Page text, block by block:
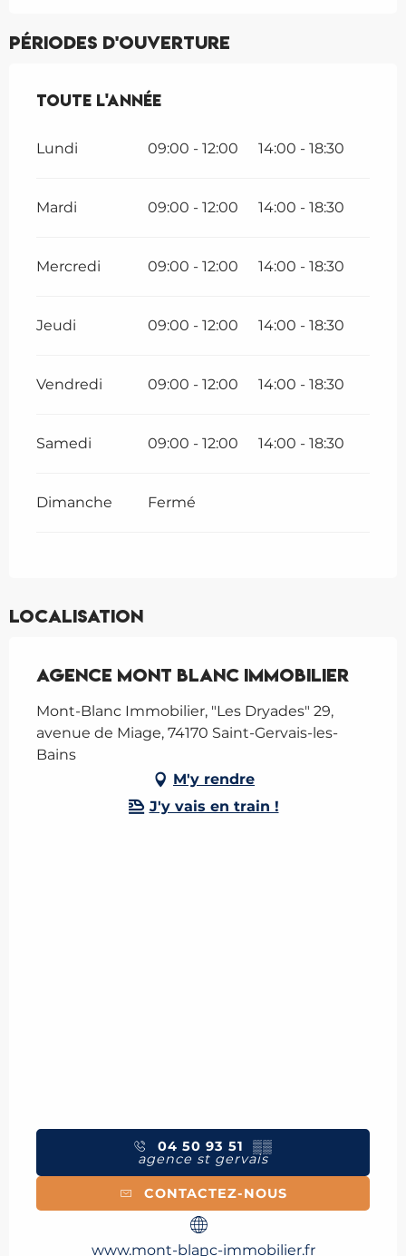
Périodes d'ouverture
Toute l'année
Toute l'année
Lundi 09:00 - 12:00 14:00 - 18:30
Mardi 09:00 - 12:00 14:00 - 18:30
Mercredi 09:00 - 12:00 14:00 - 18:30
Jeudi 09:00 - 12:00 14:00 - 18:30
Vendredi 09:00 - 12:00 14:00 - 18:30
Samedi 09:00 - 12:00 14:00 - 18:30
Dimanche Fermé
Localisation
Agence Mont Blanc Immobilier
Mont-Blanc Immobilier, "Les Dryades" 29,
avenue de Miage, 74170 Saint-Gervais-les-
Bains
M'y rendre
J'y vais en train !
04 50 93 51 ▒▒
agence st gervais
CONTACTEZ-NOUS
www.mont-blanc-immobilier.fr